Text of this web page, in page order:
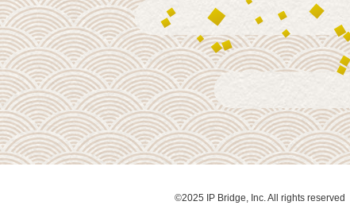
©2025 IP Bridge, Inc. All rights reserved